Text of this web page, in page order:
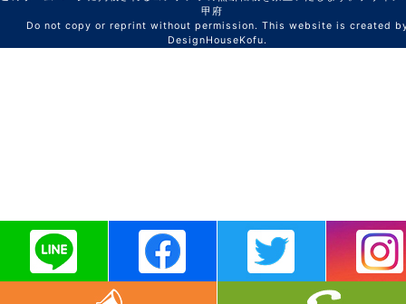
甲府
Do not copy or reprint without permission. This website is created
DesignHouseKofu.